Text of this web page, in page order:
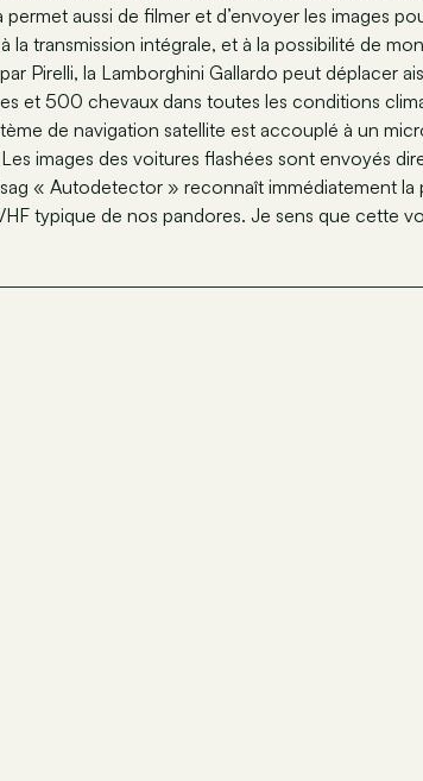
aussi de filmer et d’envoyer les images
la transmission intégrale, et à la possibilité de
Pirelli, la Lamborghini Gallardo peut déplacer
et 500 chevaux dans toutes les conditions
de navigation satellite est accouplé à un
images des voitures flashées sont envoyés
« Autodetector » reconnaît immédiatement la
typique de nos pandores. Je sens que cette